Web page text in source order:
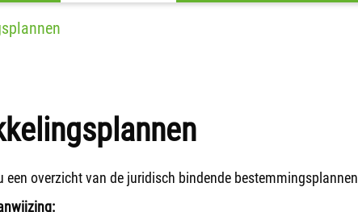
een overzicht van de juridisch bindende